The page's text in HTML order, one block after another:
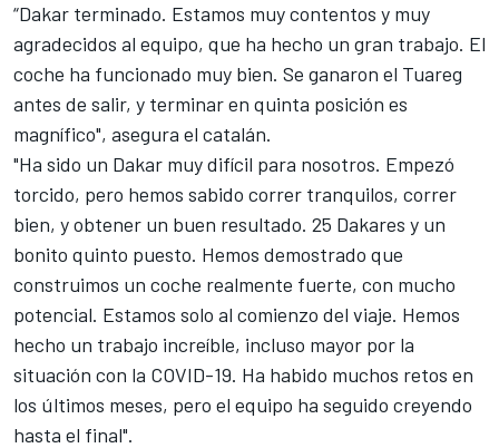
“Dakar terminado. Estamos muy contentos y muy
agradecidos al equipo, que ha hecho un gran trabajo. El
coche ha funcionado muy bien. Se ganaron el Tuareg
antes de salir, y terminar en quinta posición es
magnífico", asegura el catalán.
"Ha sido un Dakar muy difícil para nosotros. Empezó
torcido, pero hemos sabido correr tranquilos, correr
bien, y obtener un buen resultado. 25 Dakares y un
bonito quinto puesto. Hemos demostrado que
construimos un coche realmente fuerte, con mucho
potencial. Estamos solo al comienzo del viaje. Hemos
hecho un trabajo increíble, incluso mayor por la
situación con la COVID-19. Ha habido muchos retos en
los últimos meses, pero el equipo ha seguido creyendo
hasta el final".